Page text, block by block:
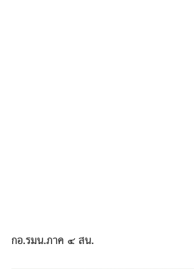
กอ.รมน.ภาค ๔ สน.